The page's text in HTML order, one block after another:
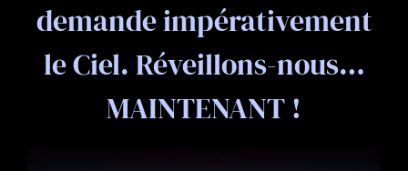
demande impérativement
le Ciel. Réveillons-nous…
MAINTENANT !